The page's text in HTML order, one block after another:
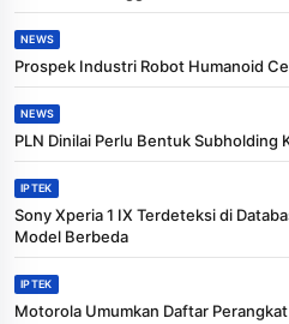
NEWS
Prospek Industri Robot Humanoid
NEWS
PLN Dinilai Perlu Bentuk Subholding
IPTEK
Sony Xperia 1 IX Terdeteksi di
Model Berbeda
IPTEK
Motorola Umumkan Daftar